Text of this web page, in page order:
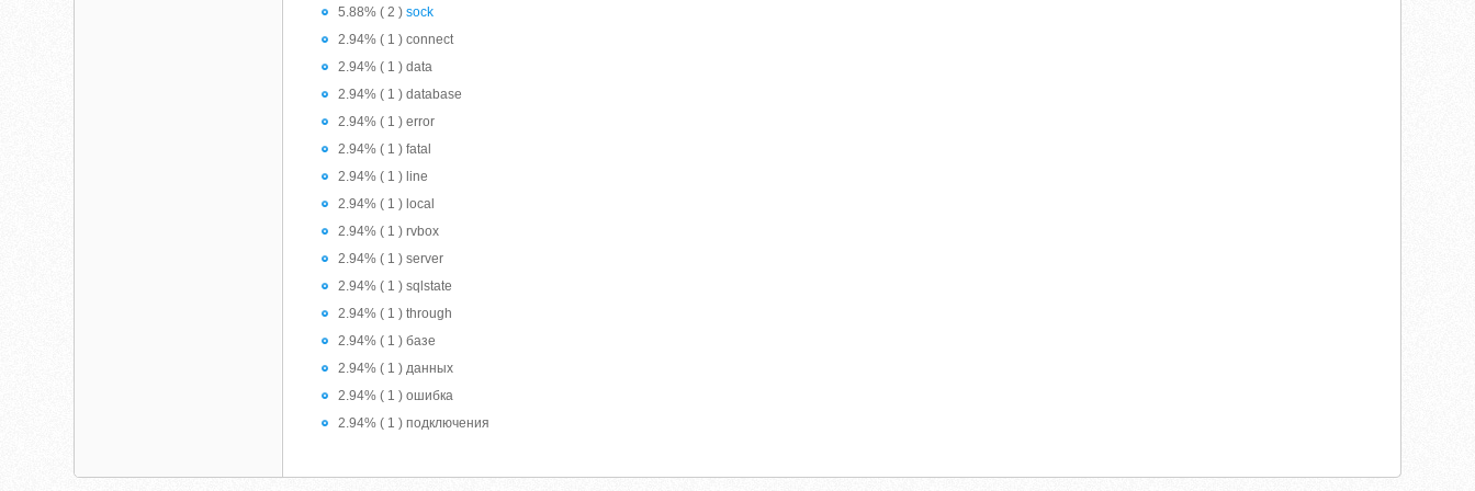
5.88% ( 2 )sock
2.94% ( 1 ) connect
2.94% ( 1 ) data
2.94% ( 1 ) database
2.94% ( 1 ) error
2.94% ( 1 ) fatal
2.94% ( 1 ) line
2.94% ( 1 ) local
2.94% ( 1 ) rvbox
2.94% ( 1 ) server
2.94% ( 1 ) sqlstate
2.94% ( 1 ) through
2.94% ( 1 ) базе
2.94% ( 1 ) данных
2.94% ( 1 ) ошибка
2.94% ( 1 ) подключения